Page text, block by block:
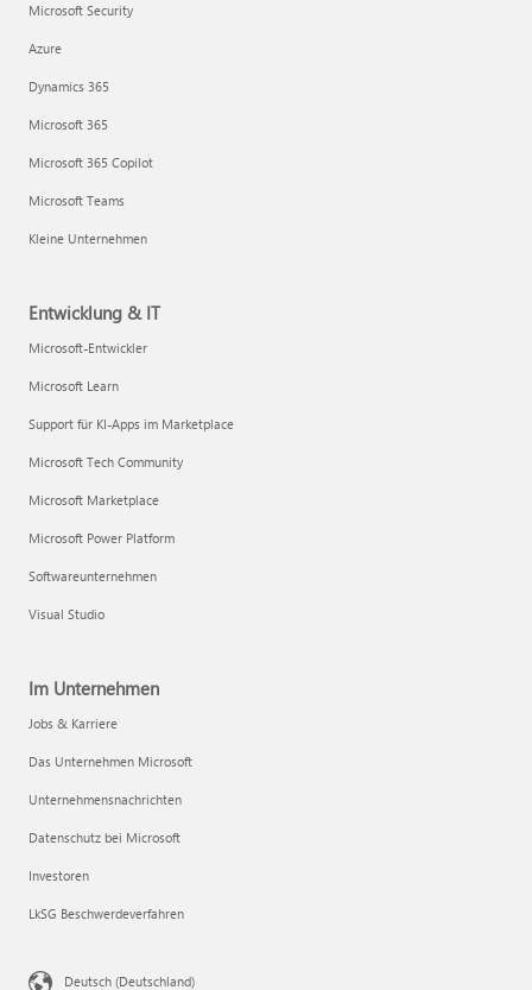
Microsoft Security
Azure
Dynamics 365
Microsoft 365
Microsoft 365 Copilot
Microsoft Teams
Kleine Unternehmen
Entwicklung & IT
Microsoft-Entwickler
Microsoft Learn
Support für KI-Apps im Marketplace
Microsoft Tech Community
Microsoft Marketplace
Microsoft Power Platform
Softwareunternehmen
Visual Studio
Im Unternehmen
Jobs & Karriere
Das Unternehmen Microsoft
Unternehmensnachrichten
Datenschutz bei Microsoft
Investoren
LkSG Beschwerdeverfahren
Deutsch (Deutschland)